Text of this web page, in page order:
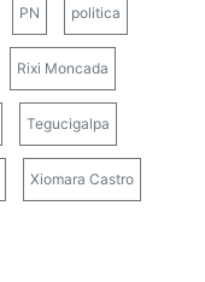
PN politica
Rixi Moncada
Tegucigalpa
Xiomara Castro